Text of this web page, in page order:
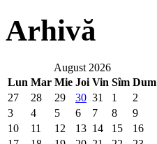
Arhivă
August 2026
Lun Mar Mie Joi Vin Sîm Dum
27
28 29 30 31 1
2
3
4 5 6 7 8
9
10
11 12 13 14 15
16